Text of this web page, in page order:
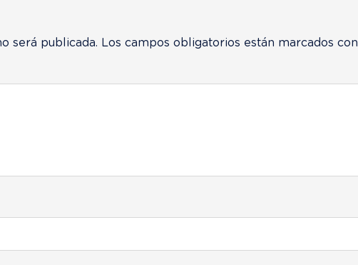
será publicada. Los campos obligatorios están marcados con